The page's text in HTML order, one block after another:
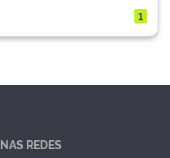
1
NAS REDES